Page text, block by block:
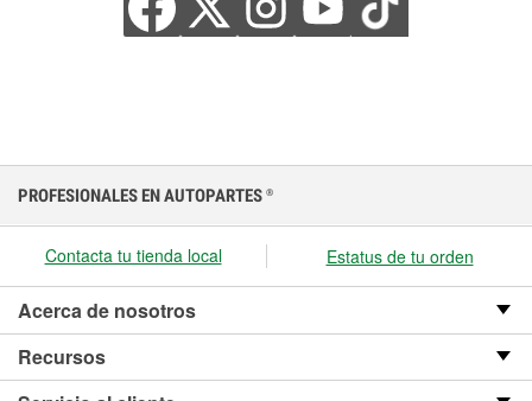
PROFESIONALES EN AUTOPARTES ®
Contacta tu tienda local Estatus de tu orden
Acerca de nosotros
Recursos